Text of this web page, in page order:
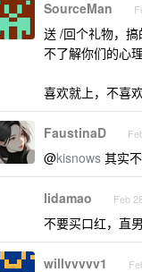
SourceMan
送 /回个礼物，
不了解你们的心
喜欢就上，不喜
FaustinaD
@kisnows 其实
lidamao Feb
不要买口红，直
willvvvvv1